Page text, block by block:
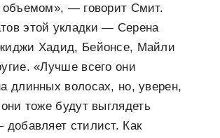
объемом», — говорит Смит.
этой укладки — Серена
Хадид, Бейонсе, Майли
«Лучше всего они
длинных волосах, но, уверен,
тоже будут выглядеть
стилист. Как